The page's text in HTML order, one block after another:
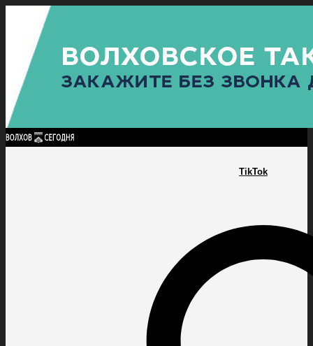
TikTok
Найти:
ГЛАВНАЯ ПОЛИТИКАПРОИСШЕСТВИЯ ПРОКУРАТУРАСПОРТ
ПОЛИТИКА
КУЛЬТУРА
ПОСЕЛЕНИЯ